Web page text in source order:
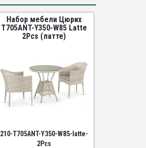
Набор мебели Цюрих
T705ANT-Y350-W85 Latte
2Pcs (латте)
210-T705ANT-Y350-W85-latte-
2Pcs